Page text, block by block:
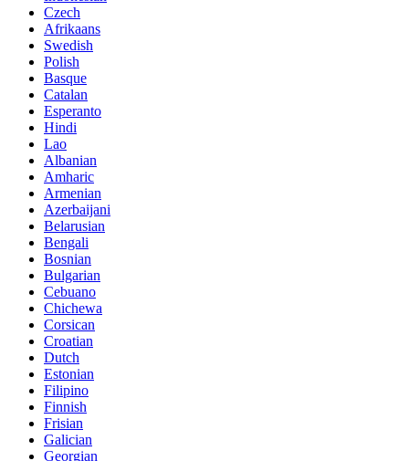
Czech
Afrikaans
Swedish
Polish
Basque
Catalan
Esperanto
Hindi
Lao
Albanian
Amharic
Armenian
Azerbaijani
Belarusian
Bengali
Bosnian
Bulgarian
Cebuano
Chichewa
Corsican
Croatian
Dutch
Estonian
Filipino
Finnish
Frisian
Galician
Georgian